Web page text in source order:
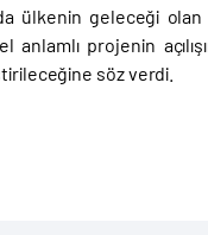
ülkenin geleceği
anlamlı projenin
söz verdi.